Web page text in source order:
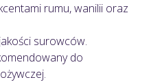
rumu, wanilii oraz
surowców.
do